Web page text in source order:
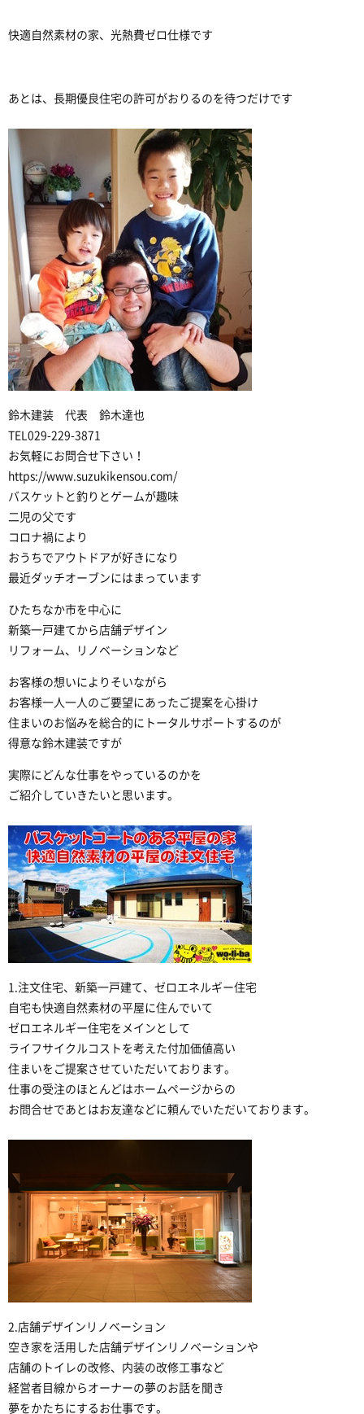
快適自然素材の家、光熱費ゼロ仕様です
あとは、長期優良住宅の許可がおりるのを待つだけです
鈴木建装 代表 鈴木達也
TEL029-229-3871
お気軽にお問合せ下さい！
https://www.suzukikensou.com/
バスケットと釣りとゲームが趣味
二児の父です
コロナ禍により
おうちでアウトドアが好きになり
最近ダッチオーブンにはまっています
ひたちなか市を中心に
新築一戸建てから店舗デザイン
リフォーム、リノベーションなど
お客様の想いによりそいながら
お客様一人一人のご要望にあったご提案を心掛け
住まいのお悩みを総合的にトータルサポートするのが
得意な鈴木建装ですが
実際にどんな仕事をやっているのかを
ご紹介していきたいと思います。
1.注文住宅、新築一戸建て、ゼロエネルギー住宅
自宅も快適自然素材の平屋に住んでいて
ゼロエネルギー住宅をメインとして
ライフサイクルコストを考えた付加価値高い
住まいをご提案させていただいております。
仕事の受注のほとんどはホームページからの
お問合せであとはお友達などに頼んでいただいております。
2.店舗デザインリノベーション
空き家を活用した店舗デザインリノベーションや
店舗のトイレの改修、内装の改修工事など
経営者目線からオーナーの夢のお話を聞き
夢をかたちにするお仕事です。